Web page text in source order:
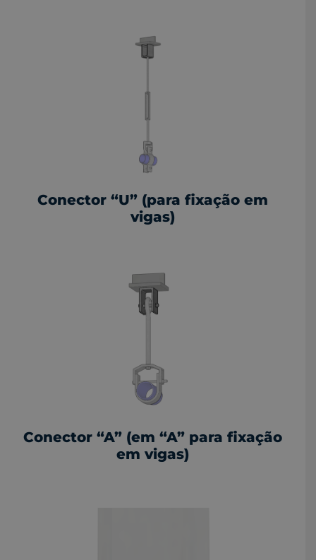
Conector “U” (para fixação em
vigas)
Conector “A” (em “A” para fixação
em vigas)